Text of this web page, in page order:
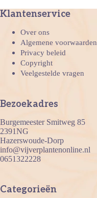
Klantenservice
Over ons
Algemene voorwaarden
Privacy beleid
Copyright
Veelgestelde vragen
Bezoekadres
Burgemeester Smitweg 85
2391NG
Hazerswoude-Dorp
info@vijverplantenonline.nl
0651322228
Categorieën